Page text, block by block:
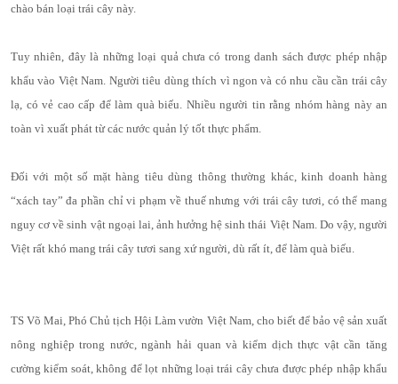
chào bán loại trái cây này.
Tuy nhiên, đây là những loại quả chưa có trong danh sách được phép nhập
khẩu vào Việt Nam. Người tiêu dùng thích vì ngon và có nhu cầu cần trái cây
lạ, có vẻ cao cấp để làm quà biếu. Nhiều người tin rằng nhóm hàng này an
toàn vì xuất phát từ các nước quản lý tốt thực phẩm.
Đối với một số mặt hàng tiêu dùng thông thường khác, kinh doanh hàng
“xách tay” đa phần chỉ vi phạm về thuế nhưng với trái cây tươi, có thể mang
nguy cơ về sinh vật ngoại lai, ảnh hưởng hệ sinh thái Việt Nam. Do vậy, người
Việt rất khó mang trái cây tươi sang xứ người, dù rất ít, để làm quà biếu.
TS Võ Mai, Phó Chủ tịch Hội Làm vườn Việt Nam, cho biết để bảo vệ sản xuất
nông nghiệp trong nước, ngành hải quan và kiểm dịch thực vật cần tăng
cường kiểm soát, không để lọt những loại trái cây chưa được phép nhập khẩu